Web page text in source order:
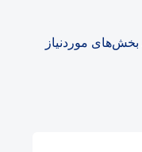
بخش‌های موردنیاز